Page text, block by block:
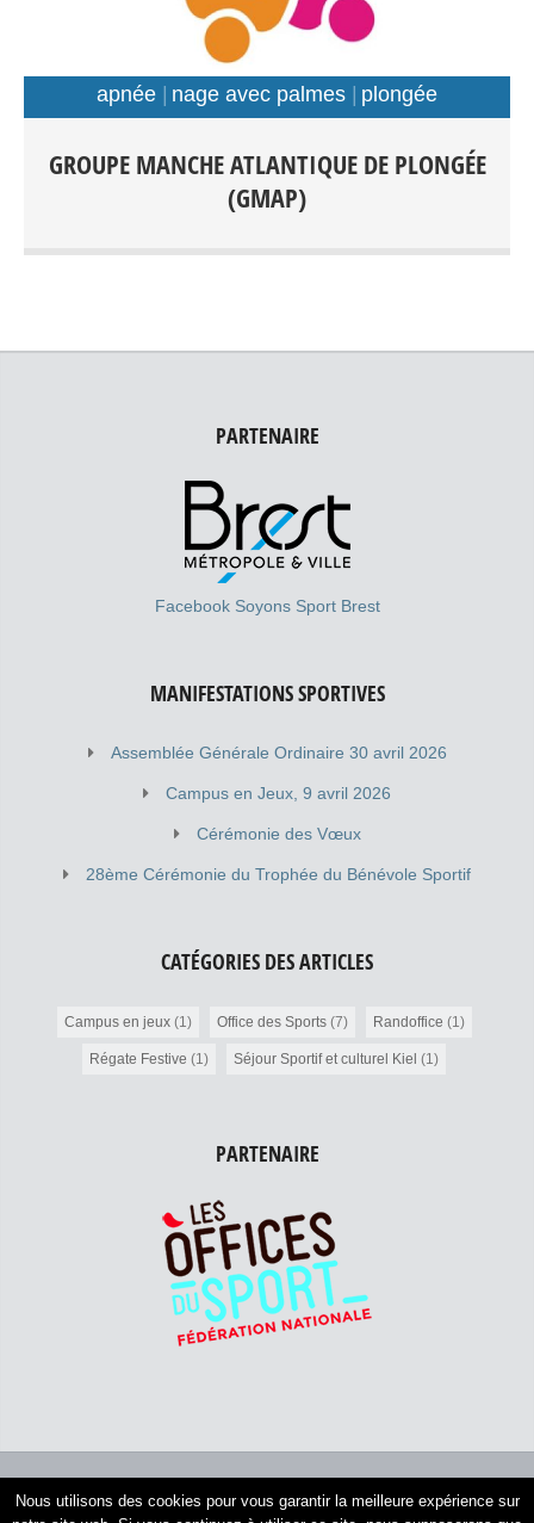
public: Débutants-Loisir-Compétition Entraînements:
Piscines: Foch, Kerhallet, Recouvrance, Rade de Brest et
apnée nage avec palmes plongée
GROUPE MANCHE ATLANTIQUE DE PLONGÉE
(GMAP)
PARTENAIRE
Facebook Soyons Sport Brest
MANIFESTATIONS SPORTIVES
Assemblée Générale Ordinaire 30 avril 2026
Campus en Jeux, 9 avril 2026
Cérémonie des Vœux
28ème Cérémonie du Trophée du Bénévole Sportif
CATÉGORIES DES ARTICLES
Campus en jeux(1) Office des Sports(7) Randoffice (1)
Régate Festive (1) Séjour Sportif et culturel Kiel (1)
PARTENAIRE
Administration Association
Nous utilisons des cookies pour vous garantir la meilleure expérience sur